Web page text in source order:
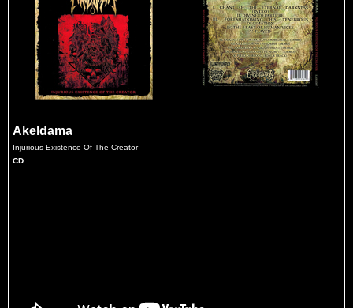
Akeldama
Injurious Existence Of The Creator
CD